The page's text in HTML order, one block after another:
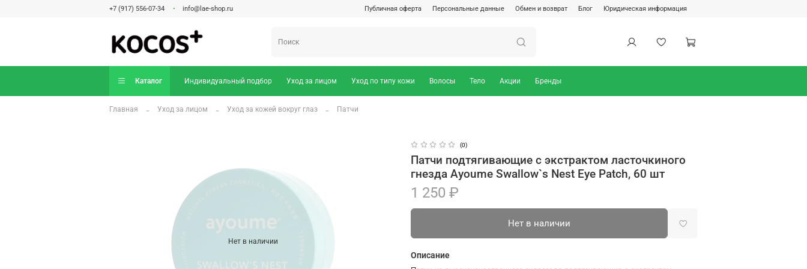
Публичная оферта Персональные данные Обмен и возврат Блог Юридическая информация
+7 (917) 556-07-34 info@lae-shop.ru
Каталог Индивидуальный подбор Уход за лицом Уход по типу кожи Волосы Тело Акции Бренды
Главная Уход за лицом Уход за кожей вокруг глаз Патчи
Нет в наличии
(0)
Патчи подтягивающие с экстрактом ласточкиного
гнезда Ayoume Swallow`s Nest Eye Patch, 60 шт
1 250 ₽
Нет в наличии
Описание